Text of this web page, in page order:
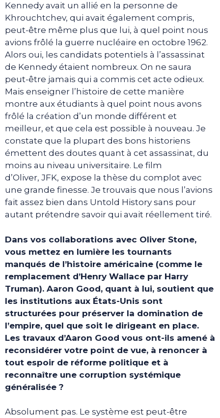
Kennedy avait un allié en la personne de
Khrouchtchev, qui avait également compris,
peut-être même plus que lui, à quel point nous
avions frôlé la guerre nucléaire en octobre 1962.
Alors oui, les candidats potentiels à l’assassinat
de Kennedy étaient nombreux. On ne saura
peut-être jamais qui a commis cet acte odieux.
Mais enseigner l’histoire de cette manière
montre aux étudiants à quel point nous avons
frôlé la création d’un monde différent et
meilleur, et que cela est possible à nouveau. Je
constate que la plupart des bons historiens
émettent des doutes quant à cet assassinat, du
moins au niveau universitaire. Le film
d’Oliver, JFK, expose la thèse du complot avec
une grande finesse. Je trouvais que nous l’avions
fait assez bien dans Untold History sans pour
autant prétendre savoir qui avait réellement tiré.
Dans vos collaborations avec Oliver Stone,
vous mettez en lumière les tournants
manqués de l’histoire américaine (comme le
remplacement d’Henry Wallace par Harry
Truman). Aaron Good, quant à lui, soutient que
les institutions aux États-Unis sont
structurées pour préserver la domination de
l’empire, quel que soit le dirigeant en place.
Les travaux d’Aaron Good vous ont-ils amené à
reconsidérer votre point de vue, à renoncer à
tout espoir de réforme politique et à
reconnaître une corruption systémique
généralisée ?
Absolument pas. Le système est peut-être